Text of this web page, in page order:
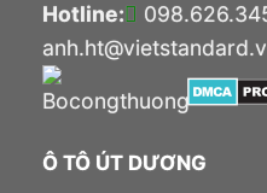
Hotline:
Ô TÔ ÚT DƯƠNG